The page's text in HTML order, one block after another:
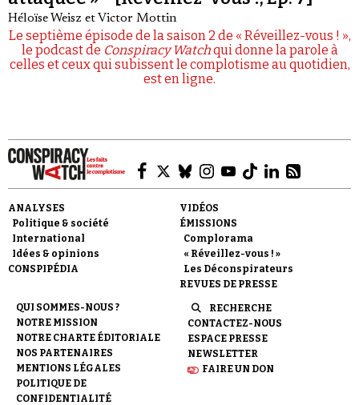
Héloïse Weisz et Victor Mottin
Le septième épisode de la saison 2 de « Réveillez-vous ! »,
le podcast de Conspiracy Watchqui donne la parole à
celles et ceux qui subissent le complotisme au quotidien,
est en ligne.
ANALYSES
Politique & société
International
Idées & opinions
CONSPIPÉDIA
VIDÉOS
ÉMISSIONS
Complorama
« Réveillez-vous ! »
Les Déconspirateurs
REVUES DE PRESSE
QUI SOMMES-NOUS ?
NOTRE MISSION
NOTRE CHARTE ÉDITORIALE
NOS PARTENAIRES
MENTIONS LÉGALES
POLITIQUE DE
CONFIDENTIALITÉ
RECHERCHE
CONTACTEZ-NOUS
ESPACE PRESSE
NEWSLETTER
FAIRE UN DON